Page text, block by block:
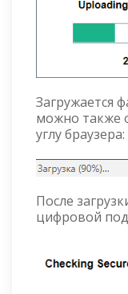
Загружается
можно также
углу браузера:
После
цифровой